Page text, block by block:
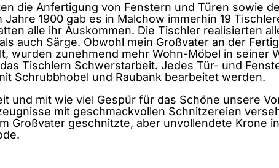
die Anfertigung von Fenstern und Türen sowie
1900 gab es in Malchow immerhin 19
alle ihr Auskommen. Die Tischler realisierten
auch Särge. Obwohl mein Großvater an der
wurden zunehmend mehr Wohn-Möbel in seiner
Tischlern Schwerstarbeit. Jedes Tür- und
Schrubbhobel und Raubank bearbeitet werden.
und mit wie viel Gespür für das Schöne unsere
mit geschmackvollen Schnitzereien
Großvater geschnitzte, aber unvollendete Krone